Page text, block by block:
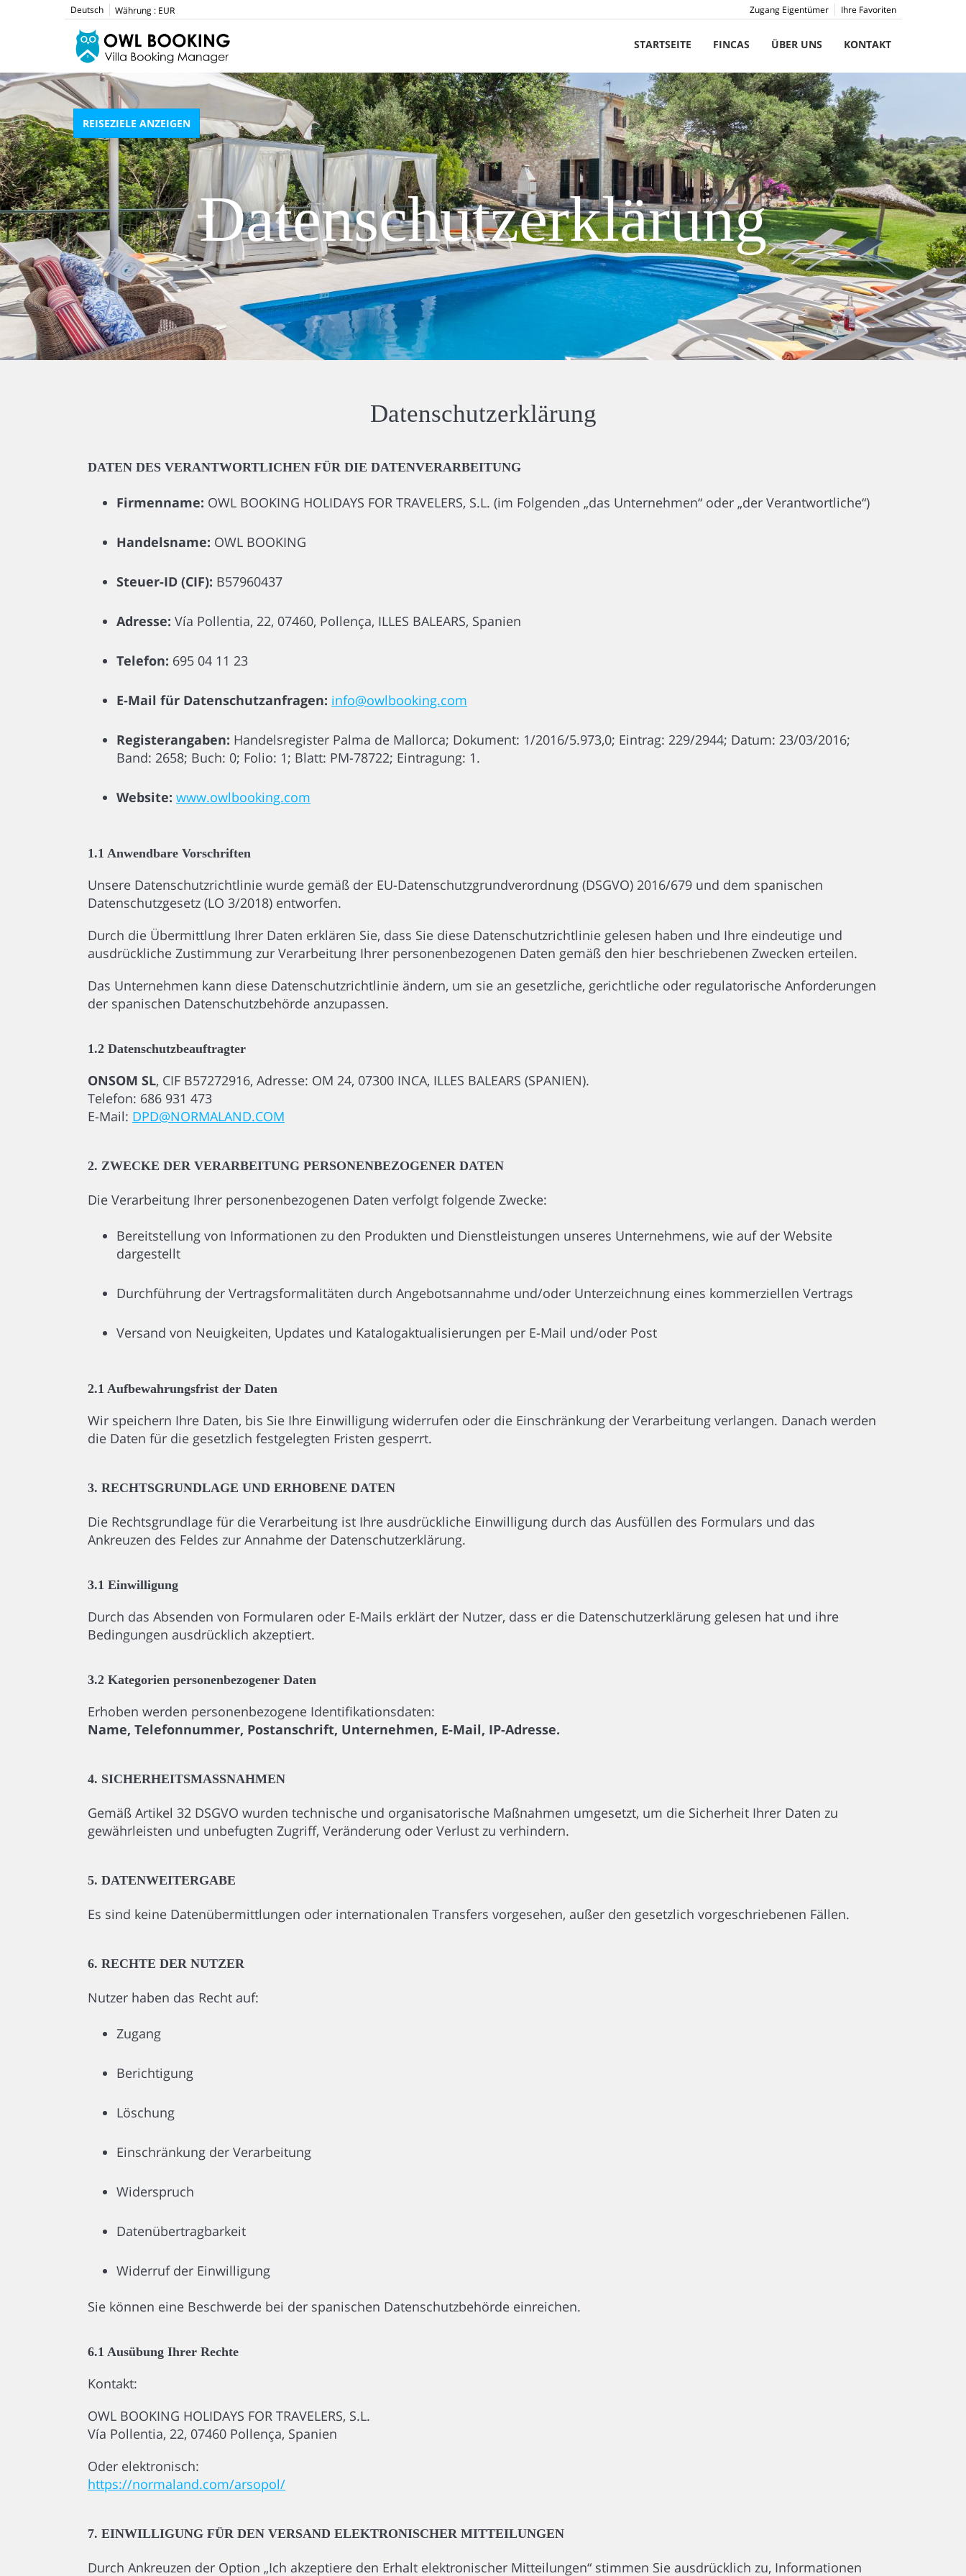
Deutsch Währung : EUR Ihre Favoriten
Zugang Eigentümer
STARTSEITE FINCAS ÜBER UNS KONTAKT
REISEZIELE ANZEIGEN
Datenschutzerklärung
Datenschutzerklärung
DATEN DES VERANTWORTLICHEN FÜR DIE DATENVERARBEITUNG
Firmenname: OWL BOOKING HOLIDAYS FOR TRAVELERS, S.L. (im Folgenden „das Unternehmen“ oder „der Verantwortliche“)
Handelsname: OWL BOOKING
Steuer-ID (CIF): B57960437
Adresse: Vía Pollentia, 22, 07460, Pollença, ILLES BALEARS, Spanien
Telefon: 695 04 11 23
E-Mail für Datenschutzanfragen: info@owlbooking.com
Registerangaben: Handelsregister Palma de Mallorca; Dokument: 1/2016/5.973,0; Eintrag: 229/2944; Datum: 23/03/2016;
Band: 2658; Buch: 0; Folio: 1; Blatt: PM-78722; Eintragung: 1.
Website: www.owlbooking.com
1.1 Anwendbare Vorschriften
Unsere Datenschutzrichtlinie wurde gemäß der EU-Datenschutzgrundverordnung (DSGVO) 2016/679 und dem spanischen
Datenschutzgesetz (LO 3/2018) entworfen.
Durch die Übermittlung Ihrer Daten erklären Sie, dass Sie diese Datenschutzrichtlinie gelesen haben und Ihre eindeutige und
ausdrückliche Zustimmung zur Verarbeitung Ihrer personenbezogenen Daten gemäß den hier beschriebenen Zwecken erteilen.
Das Unternehmen kann diese Datenschutzrichtlinie ändern, um sie an gesetzliche, gerichtliche oder regulatorische Anforderungen
der spanischen Datenschutzbehörde anzupassen.
1.2 Datenschutzbeauftragter
ONSOM SL, CIF B57272916, Adresse: OM 24, 07300 INCA, ILLES BALEARS (SPANIEN).
Telefon: 686 931 473
E-Mail: DPD@NORMALAND.COM
2. ZWECKE DER VERARBEITUNG PERSONENBEZOGENER DATEN
Die Verarbeitung Ihrer personenbezogenen Daten verfolgt folgende Zwecke:
Bereitstellung von Informationen zu den Produkten und Dienstleistungen unseres Unternehmens, wie auf der Website
dargestellt
Durchführung der Vertragsformalitäten durch Angebotsannahme und/oder Unterzeichnung eines kommerziellen Vertrags
Versand von Neuigkeiten, Updates und Katalogaktualisierungen per E-Mail und/oder Post
2.1 Aufbewahrungsfrist der Daten
Wir speichern Ihre Daten, bis Sie Ihre Einwilligung widerrufen oder die Einschränkung der Verarbeitung verlangen. Danach werden
die Daten für die gesetzlich festgelegten Fristen gesperrt.
3. RECHTSGRUNDLAGE UND ERHOBENE DATEN
Die Rechtsgrundlage für die Verarbeitung ist Ihre ausdrückliche Einwilligung durch das Ausfüllen des Formulars und das
Ankreuzen des Feldes zur Annahme der Datenschutzerklärung.
3.1 Einwilligung
Durch das Absenden von Formularen oder E-Mails erklärt der Nutzer, dass er die Datenschutzerklärung gelesen hat und ihre
Bedingungen ausdrücklich akzeptiert.
3.2 Kategorien personenbezogener Daten
Erhoben werden personenbezogene Identifikationsdaten:
Name, Telefonnummer, Postanschrift, Unternehmen, E-Mail, IP-Adresse.
4. SICHERHEITSMASSNAHMEN
Gemäß Artikel 32 DSGVO wurden technische und organisatorische Maßnahmen umgesetzt, um die Sicherheit Ihrer Daten zu
gewährleisten und unbefugten Zugriff, Veränderung oder Verlust zu verhindern.
5. DATENWEITERGABE
Es sind keine Datenübermittlungen oder internationalen Transfers vorgesehen, außer den gesetzlich vorgeschriebenen Fällen.
6. RECHTE DER NUTZER
Nutzer haben das Recht auf:
Zugang
Berichtigung
Löschung
Einschränkung der Verarbeitung
Widerspruch
Datenübertragbarkeit
Widerruf der Einwilligung
Sie können eine Beschwerde bei der spanischen Datenschutzbehörde einreichen.
6.1 Ausübung Ihrer Rechte
Kontakt:
OWL BOOKING HOLIDAYS FOR TRAVELERS, S.L.
Vía Pollentia, 22, 07460 Pollença, Spanien
Oder elektronisch:
https://normaland.com/arsopol/
7. EINWILLIGUNG FÜR DEN VERSAND ELEKTRONISCHER MITTEILUNGEN
Durch Ankreuzen der Option „Ich akzeptiere den Erhalt elektronischer Mitteilungen“ stimmen Sie ausdrücklich zu, Informationen